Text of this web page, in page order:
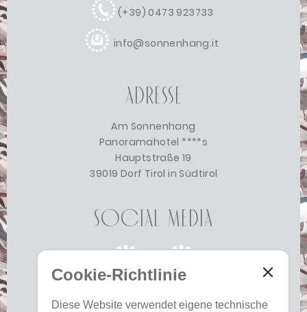
Cookie-Richtlinie
Diese Website verwendet eigene technische
(+39) 0473 923733
info@sonnenhang.it
Adresse
Am Sonnenhang
Panoramahotel ****s
Hauptstraße 19
39019 Dorf Tirol in Südtirol
Social Media